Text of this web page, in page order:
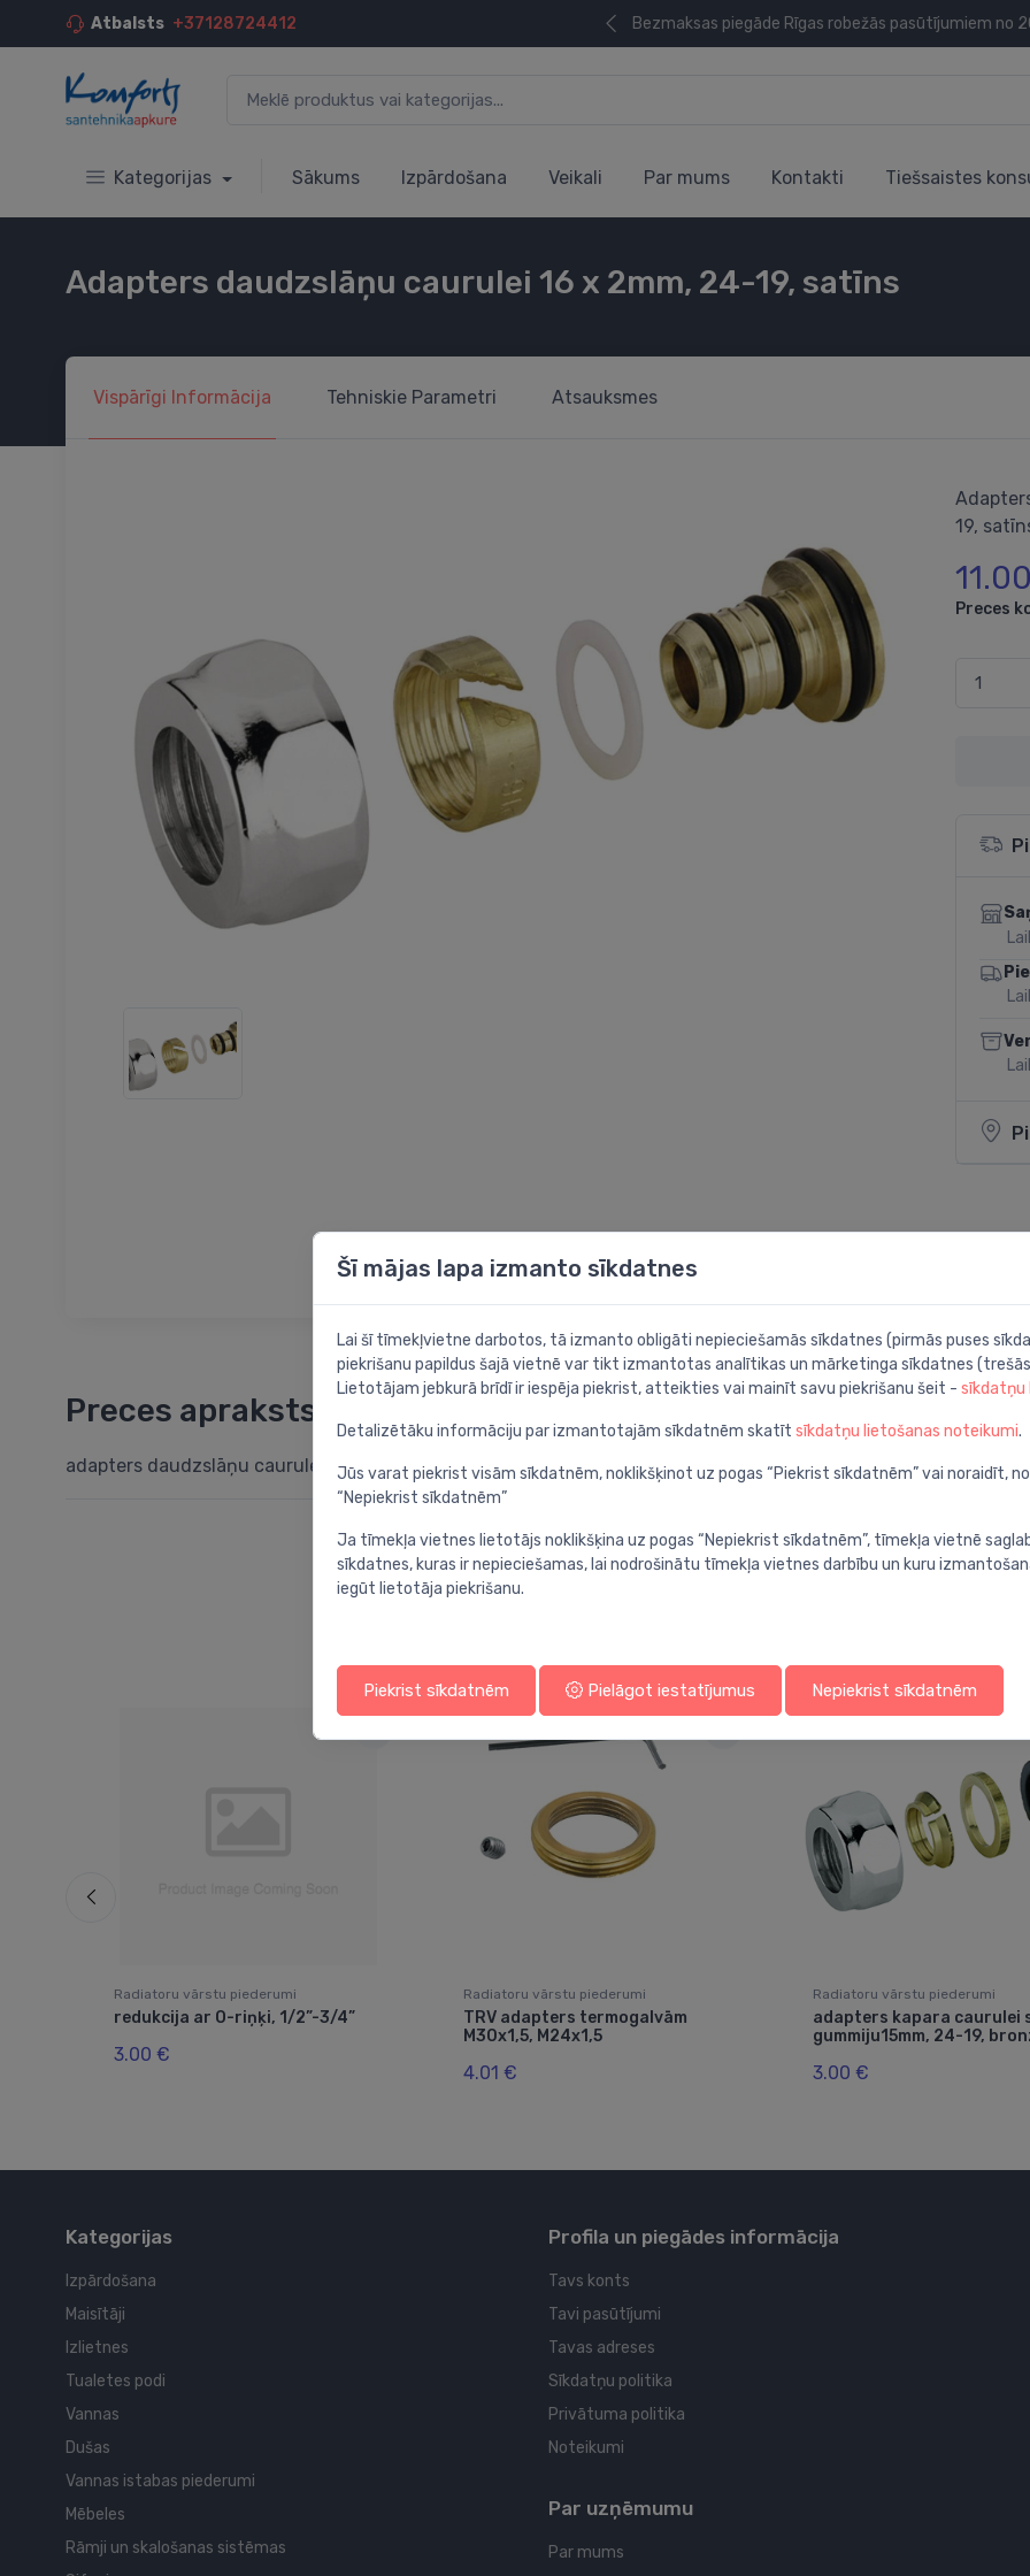
Atbalsts +37128724412 Bezmaksas piegāde Rīgas robežās pasūtījumiem no
Kategorijas Sākums Izpārdošana Veikali Par mums Kontakti Tiešsaistes
Adapters daudzslāņu caurulei 16 x 2mm, 24-19, satīns
Vispārīgi Informācija Tehniskie Parametri Atsauksmes
19,
Preces
Preces apraksts
adapters daudzslāņu caurulei 16 x 2mm, 24-19, satīns
Radiatoru vārstu piederumi
redukcija ar O-riņķi, 1/2”-3/4”
3.00 €
Radiatoru vārstu piederumi
TRV adapters termogalvām
M30x1,5, M24x1,5
4.01 €
Radiatoru vārstu piederumi
adapters kapara caurulei
gummiju15mm, 24-19,
3.00 €
Kategorijas
Izpārdošana
Maisītāji
Izlietnes
Tualetes podi
Vannas
Dušas
Vannas istabas piederumi
Mēbeles
Rāmji un skalošanas sistēmas
Profila un piegādes informācija
Tavs konts
Tavi pasūtījumi
Tavas adreses
Sīkdatņu politika
Privātuma politika
Noteikumi
Par uzņēmumu
Par mums
Šī mājas lapa izmanto sīkdatnes
Lai šī tīmekļvietne darbotos, tā izmanto obligāti nepieciešamās sīkdatnes (pirmās puses
piekrišanu papildus šajā vietnē var tikt izmantotas analītikas un mārketinga sīkdatnes
Lietotājam jebkurā brīdī ir iespēja piekrist, atteikties vai mainīt savu piekrišanu šeit - sīkdatņu
Detalizētāku informāciju par izmantotajām sīkdatnēm skatīt sīkdatņu lietošanas noteikumi.
Jūs varat piekrist visām sīkdatnēm, noklikšķinot uz pogas “Piekrist sīkdatnēm” vai noraidīt,
“Nepiekrist sīkdatnēm”
Ja tīmekļa vietnes lietotājs noklikšķina uz pogas “Nepiekrist sīkdatnēm”, tīmekļa vietnē
sīkdatnes, kuras ir nepieciešamas, lai nodrošinātu tīmekļa vietnes darbību un kuru
iegūt lietotāja piekrišanu.
Piekrist sīkdatnēm Pielāgot iestatījumus Nepiekrist sīkdatnēm